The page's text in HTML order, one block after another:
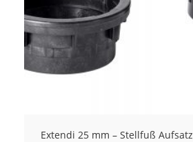
Extendi 25 mm – Stellfuß Aufsatz